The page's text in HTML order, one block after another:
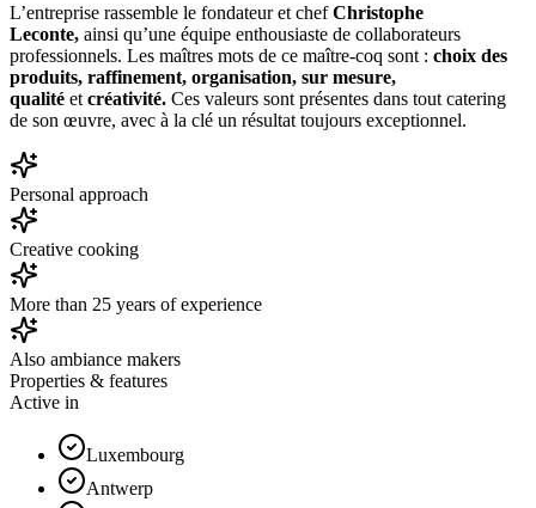
L’entreprise rassemble le fondateur et chefChristophe
Leconte, ainsi qu’une équipe enthousiaste de collaborateurs
professionnels. Les maîtres mots de ce maître-coq sont : choix des
produits, raffinement, organisation, sur mesure,
qualité et créativité. Ces valeurs sont présentes dans tout catering
de son œuvre, avec à la clé un résultat toujours exceptionnel.
Personal approach
Creative cooking
More than 25 years of experience
Also ambiance makers
Properties & features
Active in
Luxembourg
Antwerp